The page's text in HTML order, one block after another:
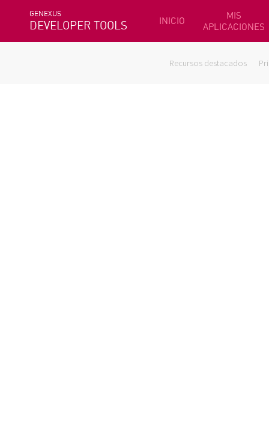
GENEXUS
DEVELOPER TOOLS INICIO
MIS
APLICACIONES
Recursos destacados